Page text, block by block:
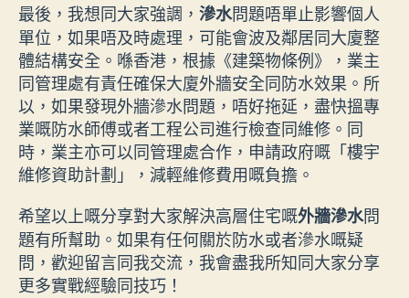
最後，我想同大家強調， 滲水問題唔單止影響個人
單位，如果唔及時處理，可能會波及鄰居同大廈整
體結構安全。喺香港，根據《建築物條例》，業主
同管理處有責任確保大廈外牆安全同防水效果。所
以，如果發現外牆滲水問題，唔好拖延，盡快搵專
業嘅防水師傅或者工程公司進行檢查同維修。同
時，業主亦可以同管理處合作，申請政府嘅「樓宇
維修資助計劃」，減輕維修費用嘅負擔。
希望以上嘅分享對大家解決高層住宅嘅外牆滲水問
題有所幫助。如果有任何關於防水或者滲水嘅疑
問，歡迎留言同我交流，我會盡我所知同大家分享
更多實戰經驗同技巧！